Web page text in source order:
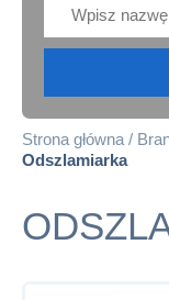
Strona główna
Odszlamiarka